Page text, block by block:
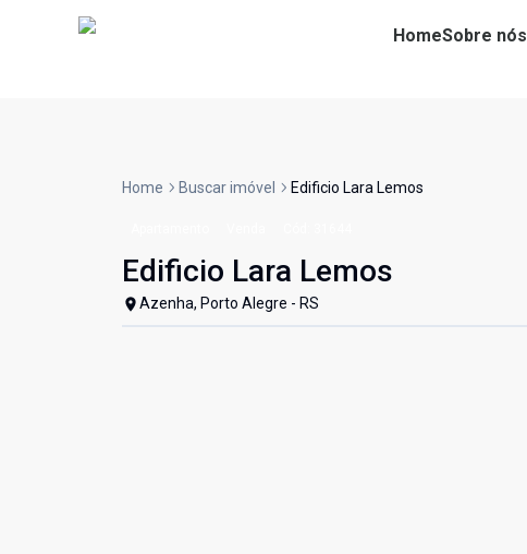
HomeSobre nós
Home Buscar imóvel Edificio Lara Lemos
Edificio Lara Lemos
Azenha, Porto Alegre - RS